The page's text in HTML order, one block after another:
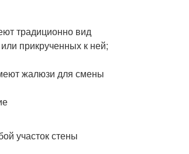
традиционно вид
прикрученных к ней;
жалюзи для смены
участок стены